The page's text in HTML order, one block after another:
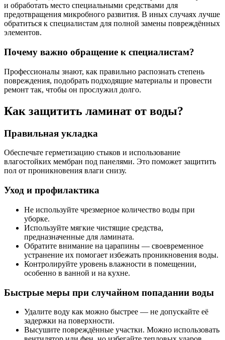
и обработать место специальными средствами для
предотвращения микробного развития. В иных случаях лучше
обратиться к специалистам для полной замены повреждённых
элементов.
Почему важно обращение к специалистам?
Профессионалы знают, как правильно распознать степень
повреждения, подобрать подходящие материалы и провести
ремонт так, чтобы он прослужил долго.
Как защитить ламинат от воды?
Правильная укладка
Обеспечьте герметизацию стыков и использование
влагостойких мембран под панелями. Это поможет защитить
пол от проникновения влаги снизу.
Уход и профилактика
Не используйте чрезмерное количество воды при
уборке.
Используйте мягкие чистящие средства,
предназначенные для ламината.
Обратите внимание на царапины — своевременное
устранение их помогает избежать проникновения воды.
Контролируйте уровень влажности в помещении,
особенно в ванной и на кухне.
Быстрые меры при случайном попадании воды
Удалите воду как можно быстрее — не допускайте её
задержки на поверхности.
Высушите повреждённые участки. Можно использовать